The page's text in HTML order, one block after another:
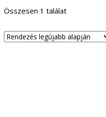
Összesen 1 találat